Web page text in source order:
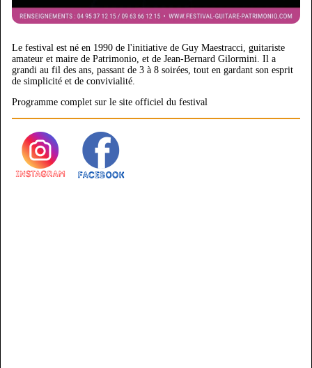
Le festival est né en 1990 de l'initiative de Guy Maestracci, guitariste
amateur et maire de Patrimonio, et de Jean-Bernard Gilormini. Il a
grandi au fil des ans, passant de 3 à 8 soirées, tout en gardant son esprit
de simplicité et de convivialité.
Programme complet sur le site officiel du festival